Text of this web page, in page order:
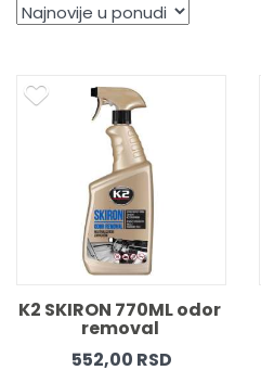
K2 SKIRON 770ML odor
removal
552,00 RSD